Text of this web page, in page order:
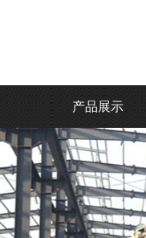
产品展示